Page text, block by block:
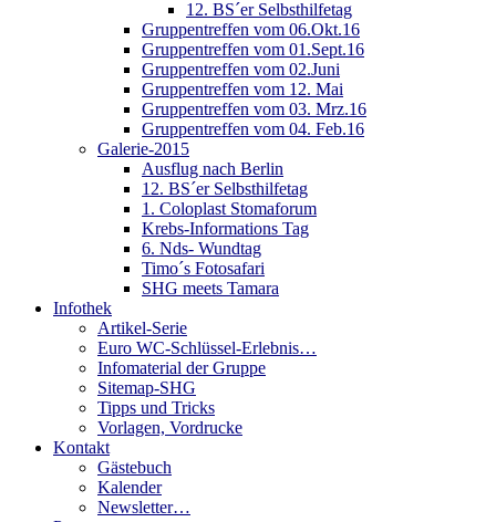
12. BS´er Selbsthilfetag
Gruppentreffen vom 06.Okt.16
Gruppentreffen vom 01.Sept.16
Gruppentreffen vom 02.Juni
Gruppentreffen vom 12. Mai
Gruppentreffen vom 03. Mrz.16
Gruppentreffen vom 04. Feb.16
Galerie-2015
Ausflug nach Berlin
12. BS´er Selbsthilfetag
1. Coloplast Stomaforum
Krebs-Informations Tag
6. Nds- Wundtag
Timo´s Fotosafari
SHG meets Tamara
Infothek
Artikel-Serie
Euro WC-Schlüssel-Erlebnis…
Infomaterial der Gruppe
Sitemap-SHG
Tipps und Tricks
Vorlagen, Vordrucke
Kontakt
Gästebuch
Kalender
Newsletter…